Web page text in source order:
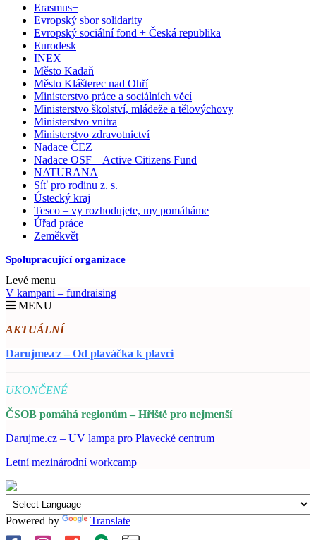
Erasmus+
Evropský sbor solidarity
Evropský sociální fond + Česká republika
Eurodesk
INEX
Město Kadaň
Město Klášterec nad Ohří
Ministerstvo práce a sociálních věcí
Ministerstvo školství, mládeže a tělovýchovy
Ministerstvo vnitra
Ministerstvo zdravotnictví
Nadace ČEZ
Nadace OSF – Active Citizens Fund
NATURANA
Síť pro rodinu z. s.
Ústecký kraj
Tesco – vy rozhodujete, my pomáháme
Úřad práce
Zeměkvět
Spolupracující organizace
Levé menu
V kampani – fundraising
MENU
AKTUÁLNÍ
Darujme.cz – Od plaváčka k plavci
UKONČENÉ
ČSOB pomáhá regionům – Hřiště pro nejmenší
Darujme.cz – UV lampa pro Plavecké centrum
Letní mezinárodní workcamp
Powered by Translate